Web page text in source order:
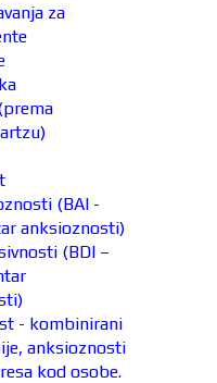
za
(BAI -
anksioznosti)
(BDI –
- kombinirani
anksioznosti
kod osobe.